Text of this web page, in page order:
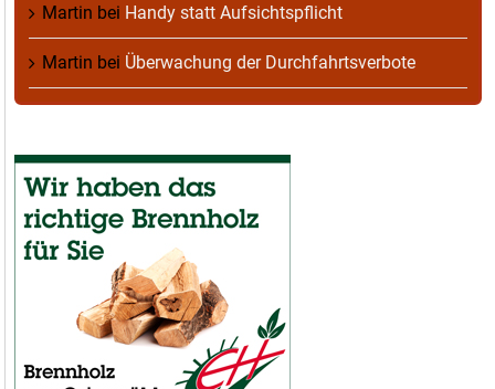
Martin bei Handy statt Aufsichtspflicht
Martin bei Überwachung der Durchfahrtsverbote